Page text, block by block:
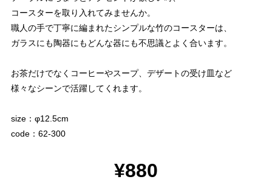
コースターを取り入れてみませんか。
職人の手で丁寧に編まれたシンプルな竹のコースターは、
ガラスにも陶器にもどんな器にも不思議とよく合います。
お茶だけでなくコーヒーやスープ、デザートの受け皿など
様々なシーンで活躍してくれます。
size：φ12.5cm
code：62-300
¥880